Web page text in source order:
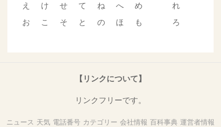
え
お
け
こ
せ
そ
て
と
ね
の
へ
ほ
め
も
れ
ろ
【リンクについて】
リンクフリーです。
ニュース 天気 電話番号 カテゴリー 会社情報 百科事典 運営者情報